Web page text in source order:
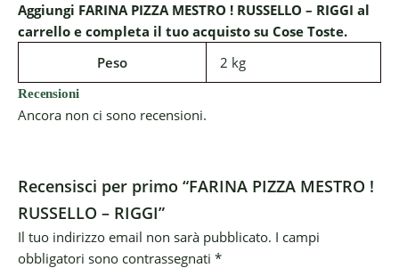
Aggiungi FARINA PIZZA MESTRO ! RUSSELLO – RIGGI al
carrello e completa il tuo acquisto su Cose Toste.
Peso
2 kg
Recensioni
Ancora non ci sono recensioni.
Recensisci per primo “FARINA PIZZA MESTRO !
RUSSELLO – RIGGI”
Il tuo indirizzo email non sarà pubblicato. I campi
obbligatori sono contrassegnati *